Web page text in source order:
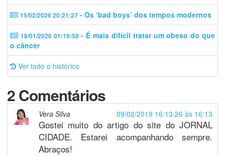
15/02/2026 20:21:27 - Os ‘bad boys’ dos tempos modernos
18/01/2026 01:19:58- É mais difícil tratar um obeso do que
o câncer
Ver todo o histórico
2 Comentários
09/02/2019 16:13:26 às 16:13
Vera Silva
Gostei muito do artigo do site do JORNAL
CIDADE. Estarei acompanhando sempre.
Abraços!